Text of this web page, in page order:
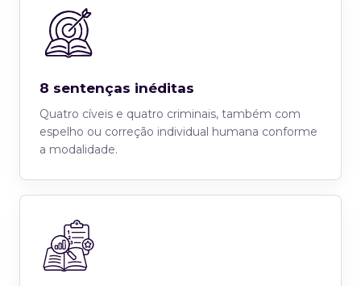
8 sentenças inéditas
Quatro cíveis e quatro criminais, também com
espelho ou correção individual humana conforme
a modalidade.